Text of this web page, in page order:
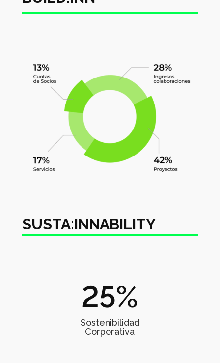
SUSTA:INNABILITY
25%
Sostenibilidad
Corporativa